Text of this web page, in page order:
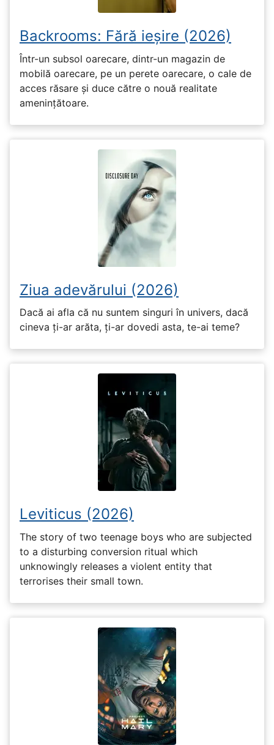
Backrooms: Fără ieșire (2026)
Într-un subsol oarecare, dintr-un magazin de
mobilă oarecare, pe un perete oarecare, o cale de
acces răsare și duce către o nouă realitate
amenințătoare.
Ziua adevărului (2026)
Dacă ai afla că nu suntem singuri în univers, dacă
cineva ți-ar arăta, ți-ar dovedi asta, te-ai teme?
Leviticus (2026)
The story of two teenage boys who are subjected
to a disturbing conversion ritual which
unknowingly releases a violent entity that
terrorises their small town.